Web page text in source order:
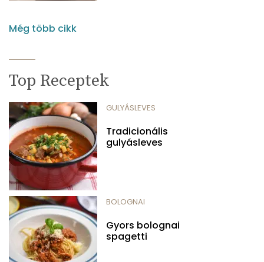
Még több cikk
Top Receptek
GULYÁSLEVES
Tradicionális
gulyásleves
BOLOGNAI
Gyors bolognai
spagetti